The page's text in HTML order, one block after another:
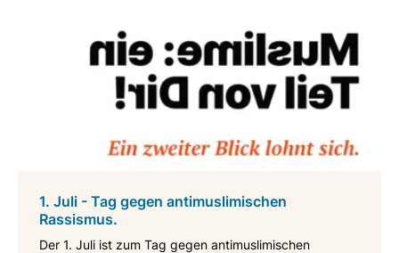
1. Juli - Tag gegen antimuslimischen
Rassismus.
Der 1. Juli ist zum Tag gegen antimuslimischen